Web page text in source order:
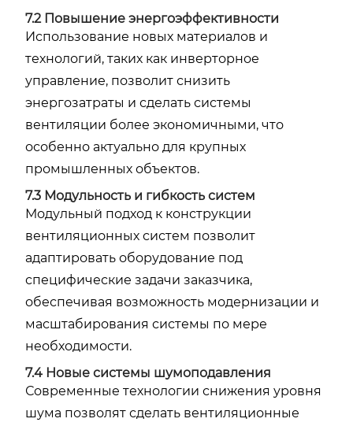
7.2 Повышение энергоэффективности
Использование новых материалов и
технологий, таких как инверторное
управление, позволит снизить
энергозатраты и сделать системы
вентиляции более экономичными, что
особенно актуально для крупных
промышленных объектов.
7.3 Модульность и гибкость систем
Модульный подход к конструкции
вентиляционных систем позволит
адаптировать оборудование под
специфические задачи заказчика,
обеспечивая возможность модернизации и
масштабирования системы по мере
необходимости.
7.4 Новые системы шумоподавления
Современные технологии снижения уровня
шума позволят сделать вентиляционные